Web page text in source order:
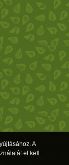
A
el kell